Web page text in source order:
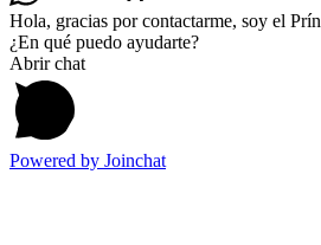
Hola, gracias por contactarme, soy el
¿En qué puedo ayudarte?
Abrir chat
Powered by Joinchat